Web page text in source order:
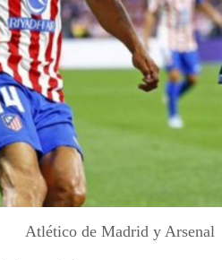
Atlético de Madrid y Arsenal